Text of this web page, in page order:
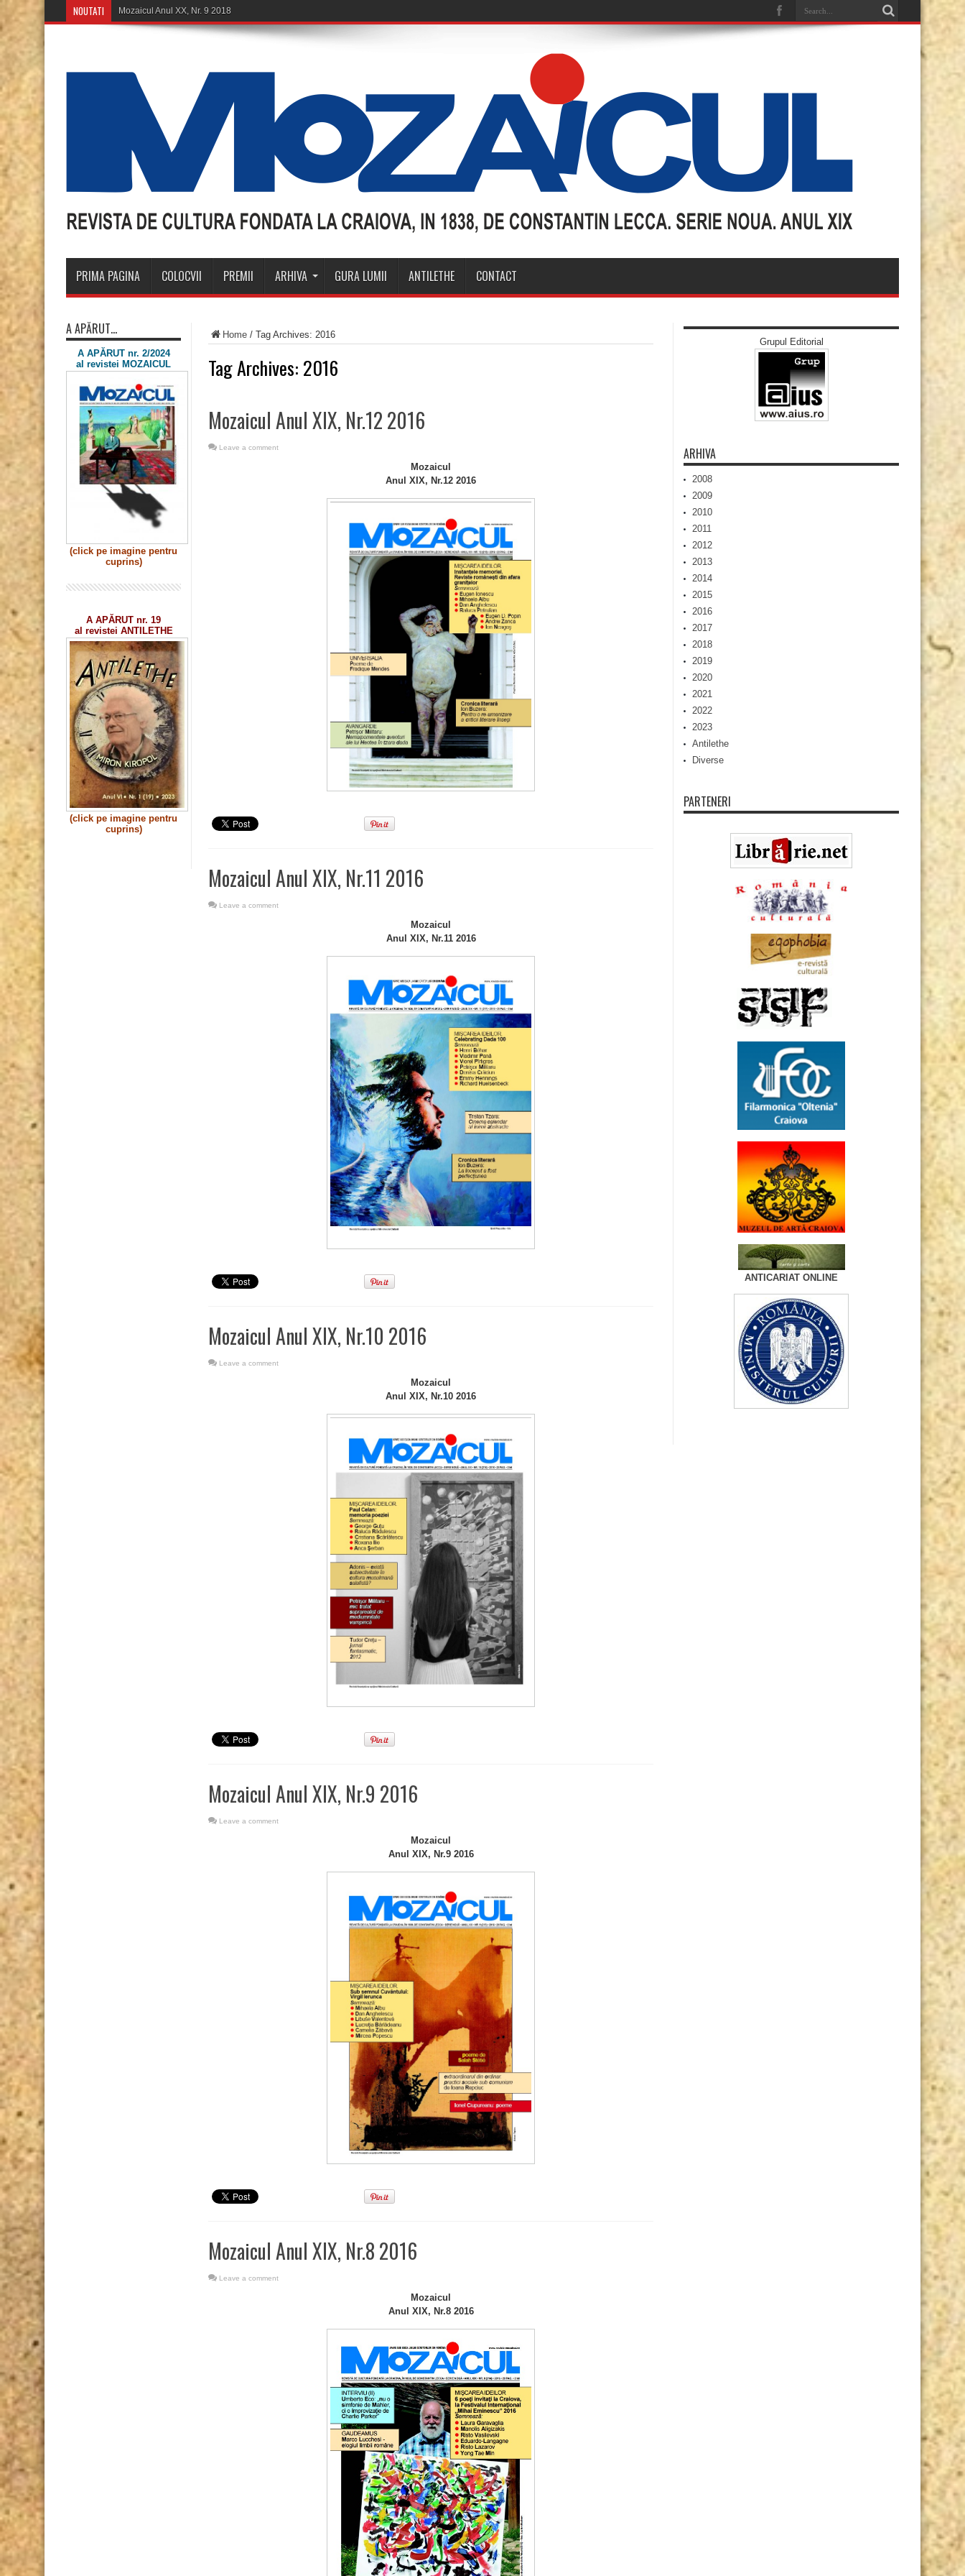
NOUTATI Mozaicul Anul XX, Nr.8 2018
PRIMA PAGINA COLOCVII PREMII ARHIVA GURA LUMII ANTILETHE CONTACT
Home / Tag Archives: 2016
Tag Archives: 2016
Mozaicul Anul XIX, Nr.12 2016
Leave a comment
Mozaicul
Anul XIX, Nr.12 2016
Mozaicul Anul XIX, Nr.11 2016
Leave a comment
Mozaicul
Anul XIX, Nr.11 2016
Mozaicul Anul XIX, Nr.10 2016
Leave a comment
Mozaicul
Anul XIX, Nr.10 2016
Mozaicul Anul XIX, Nr.9 2016
Leave a comment
Mozaicul
Anul XIX, Nr.9 2016
Mozaicul Anul XIX, Nr.8 2016
Leave a comment
Mozaicul
Anul XIX, Nr.8 2016
A APĂRUT…
A APĂRUT nr. 2/2024
al revistei MOZAICUL
(click pe imagine pentru
cuprins)
A APĂRUT nr. 19
al revistei ANTILETHE
(click pe imagine pentru
cuprins)
Grupul Editorial
ARHIVA
2008
2009
2010
2011
2012
2013
2014
2015
2016
2017
2018
2019
2020
2021
2022
2023
Antilethe
Diverse
PARTENERI
ANTICARIAT ONLINE